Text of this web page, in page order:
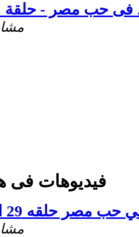
حب مصر - حلقة 12 اكتوبر
625
فيديوهات فى
مصر حلقه 29 اغسطس
687